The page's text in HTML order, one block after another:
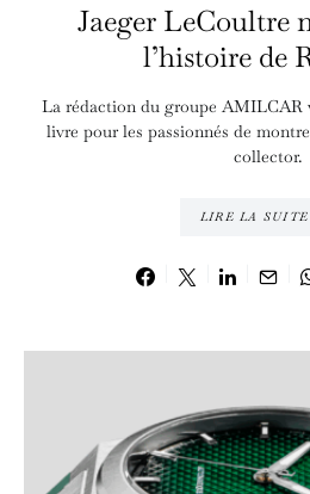
Jaeger LeCoultre
l’histoire de
La rédaction du groupe AMILCAR
livre pour les passionnés de
collector.
LIRE LA SUITE